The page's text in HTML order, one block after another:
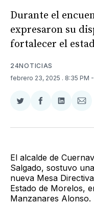
Durante el
expresaron su
fortalecer el
24NOTICIAS
febrero 23, 2025 . 8:35 PM
Compartir
Twitter
Compartir
Facebook
Compartir
LinkedIn
El alcalde de
Salgado, sostuvo
nueva Mesa
Estado de Morelos,
Manzanares Alonso.